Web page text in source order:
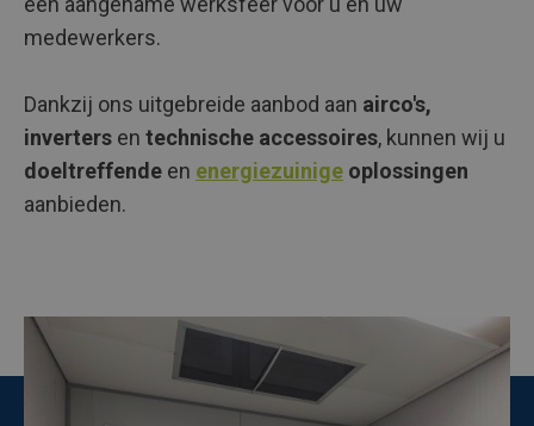
medewerkers.
Dankzij ons uitgebreide aanbod aan airco's,
inverters en technische accessoires, kunnen wij u
doeltreffende en energiezuinige oplossingen
aanbieden.